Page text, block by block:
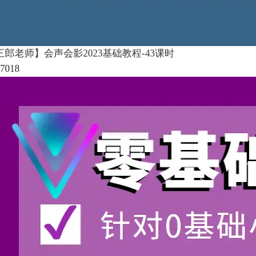
郎老师】会声会影2023基础教程-43课时
8